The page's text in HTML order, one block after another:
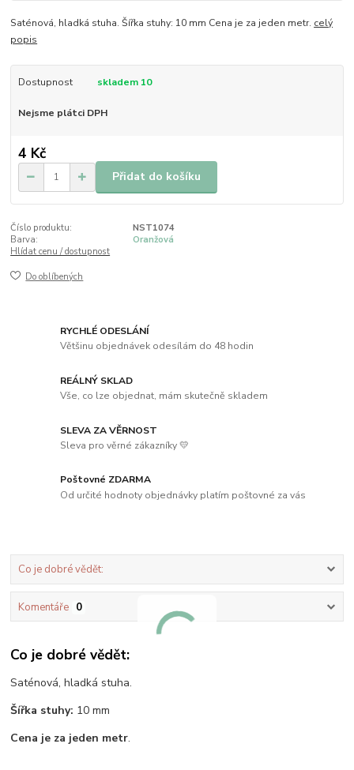
Saténová, hladká stuha. Šířka stuhy: 10 mm Cena je za jeden metr. celý
popis
Dostupnost skladem 10
Nejsme plátci DPH
4 Kč
Přidat do košíku
Číslo produktu:
NST1074
Barva:
Oranžová
Hlídat cenu / dostupnost
Do oblíbených
RYCHLÉ ODESLÁNÍ
Většinu objednávek odesílám do 48 hodin
REÁLNÝ SKLAD
Vše, co lze objednat, mám skutečně skladem
SLEVA ZA VĚRNOST
Sleva pro věrné zákazníky 💛
Poštovné ZDARMA
Od určité hodnoty objednávky platím poštovné za vás
Co je dobré vědět:
Komentáře 0
Co je dobré vědět:
Saténová, hladká stuha.
Šířka stuhy: 10 mm
Cena je za jeden metr.